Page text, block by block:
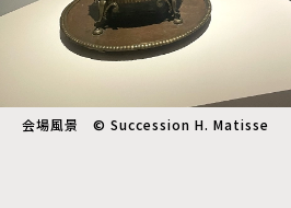
会場風景 © Succession H. Matisse